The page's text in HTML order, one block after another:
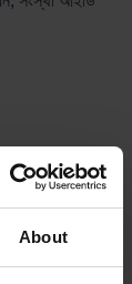
About
জন্ম/বিবাহের
হবে।
ফটো আইডি সহ